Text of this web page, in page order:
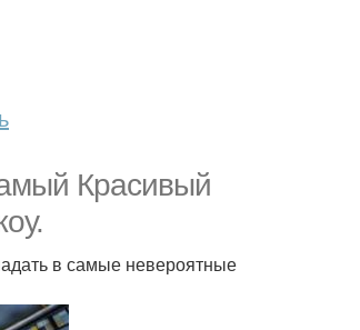
Красивый
в самые невероятные